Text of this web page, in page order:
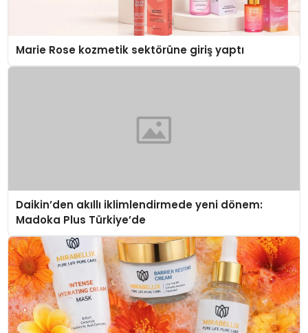
Marie Rose kozmetik sektörüne giriş yaptı
Daikin’den akıllı iklimlendirmede yeni dönem:
Madoka Plus Türkiye’de